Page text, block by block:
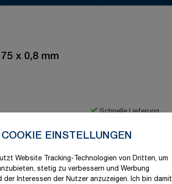
COOKIE EINSTELLUNGEN
Website Tracking-Technologien von Dritten, um
stetig zu verbessern und Werbung
der Interessen der Nutzer anzuzeigen. Ich bin damit
x 0,8 mm
Schnelle Lieferung
exklusive MwSt. und zzgl.
Versandbereit in 1-2 Tage